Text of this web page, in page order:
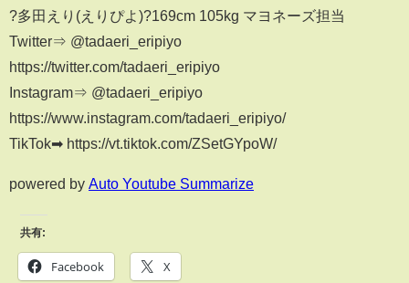
?多田えり(えりぴよ)?169cm 105kg マヨネーズ担当
Twitter⇒ @tadaeri_eripiyo
https://twitter.com/tadaeri_eripiyo
Instagram⇒ @tadaeri_eripiyo
https://www.instagram.com/tadaeri_eripiyo/
TikTok➡︎ https://vt.tiktok.com/ZSetGYpoW/
powered by Auto Youtube Summarize
共有:
Facebook X